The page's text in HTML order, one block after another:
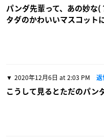
パンダ先輩って、あの妙な
タダのかわいいマスコット
2020年12月6日 at 2:03 PM 返
こうして見るとただのパン